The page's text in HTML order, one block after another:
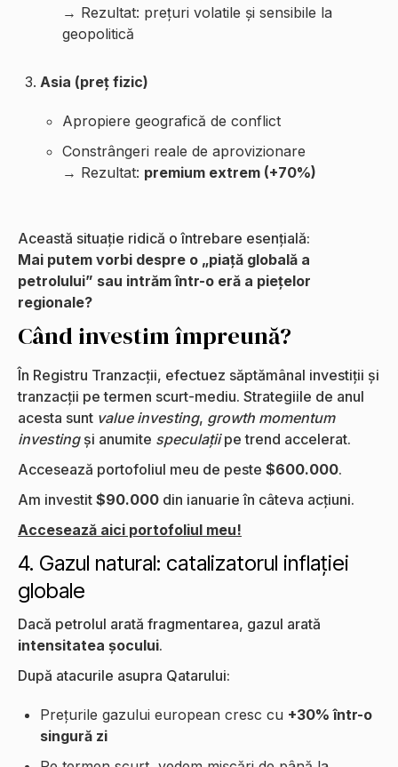
→ Rezultat: prețuri volatile și sensibile la
geopolitică
Asia (preț fizic)
Apropiere geografică de conflict
Constrângeri reale de aprovizionare
→ Rezultat: premium extrem (+70%)
Această situație ridică o întrebare esențială:
Mai putem vorbi despre o „piață globală a
petrolului” sau intrăm într-o eră a piețelor
regionale?
Când investim împreună?
În Registru Tranzacții, efectuez săptămânal investiții și
tranzacții pe termen scurt-mediu. Strategiile de anul
acesta sunt value investing, growth momentum
investingși anumite speculațiipe trend accelerat.
Accesează portofoliul meu de peste $600.000.
Am investit $90.000 din ianuarie în câteva acțiuni.
Accesează aici portofoliul meu!
4. Gazul natural: catalizatorul inflației
globale
Dacă petrolul arată fragmentarea, gazul arată
intensitatea șocului.
După atacurile asupra Qatarului:
Prețurile gazului european cresc cu +30% într-o
singură zi